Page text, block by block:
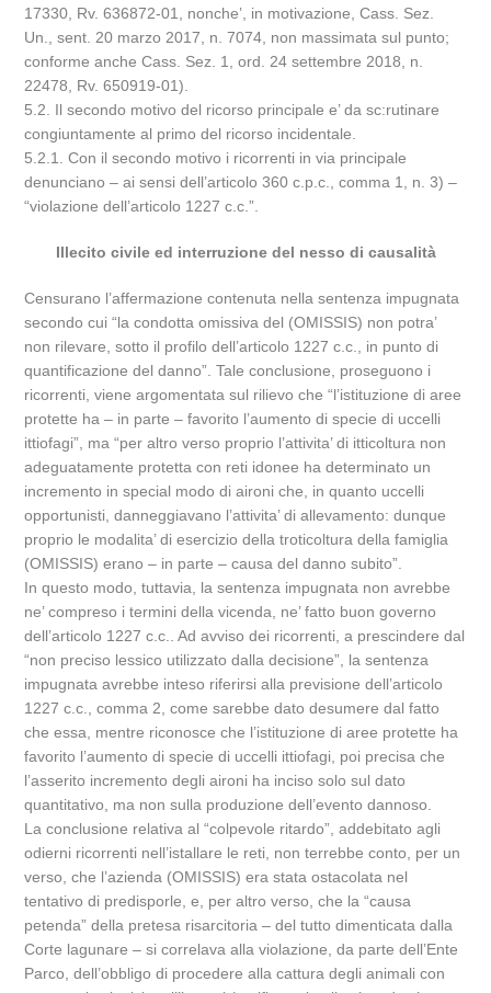
17330, Rv. 636872-01, nonche’, in motivazione, Cass. Sez.
Un., sent. 20 marzo 2017, n. 7074, non massimata sul punto;
conforme anche Cass. Sez. 1, ord. 24 settembre 2018, n.
22478, Rv. 650919-01).
5.2. Il secondo motivo del ricorso principale e’ da sc:rutinare
congiuntamente al primo del ricorso incidentale.
5.2.1. Con il secondo motivo i ricorrenti in via principale
denunciano – ai sensi dell’articolo 360 c.p.c., comma 1, n. 3) –
“violazione dell’articolo 1227 c.c.”.
Illecito civile ed interruzione del nesso di causalità
Censurano l’affermazione contenuta nella sentenza impugnata
secondo cui “la condotta omissiva del (OMISSIS) non potra’
non rilevare, sotto il profilo dell’articolo 1227 c.c., in punto di
quantificazione del danno”. Tale conclusione, proseguono i
ricorrenti, viene argomentata sul rilievo che “l’istituzione di aree
protette ha – in parte – favorito l’aumento di specie di uccelli
ittiofagi”, ma “per altro verso proprio l’attivita’ di itticoltura non
adeguatamente protetta con reti idonee ha determinato un
incremento in special modo di aironi che, in quanto uccelli
opportunisti, danneggiavano l’attivita’ di allevamento: dunque
proprio le modalita’ di esercizio della troticoltura della famiglia
(OMISSIS) erano – in parte – causa del danno subito”.
In questo modo, tuttavia, la sentenza impugnata non avrebbe
ne’ compreso i termini della vicenda, ne’ fatto buon governo
dell’articolo 1227 c.c.. Ad avviso dei ricorrenti, a prescindere dal
“non preciso lessico utilizzato dalla decisione”, la sentenza
impugnata avrebbe inteso riferirsi alla previsione dell’articolo
1227 c.c., comma 2, come sarebbe dato desumere dal fatto
che essa, mentre riconosce che l’istituzione di aree protette ha
favorito l’aumento di specie di uccelli ittiofagi, poi precisa che
l’asserito incremento degli aironi ha inciso solo sul dato
quantitativo, ma non sulla produzione dell’evento dannoso.
La conclusione relativa al “colpevole ritardo”, addebitato agli
odierni ricorrenti nell’istallare le reti, non terrebbe conto, per un
verso, che l’azienda (OMISSIS) era stata ostacolata nel
tentativo di predisporle, e, per altro verso, che la “causa
petenda” della pretesa risarcitoria – del tutto dimenticata dalla
Corte lagunare – si correlava alla violazione, da parte dell’Ente
Parco, dell’obbligo di procedere alla cattura degli animali con